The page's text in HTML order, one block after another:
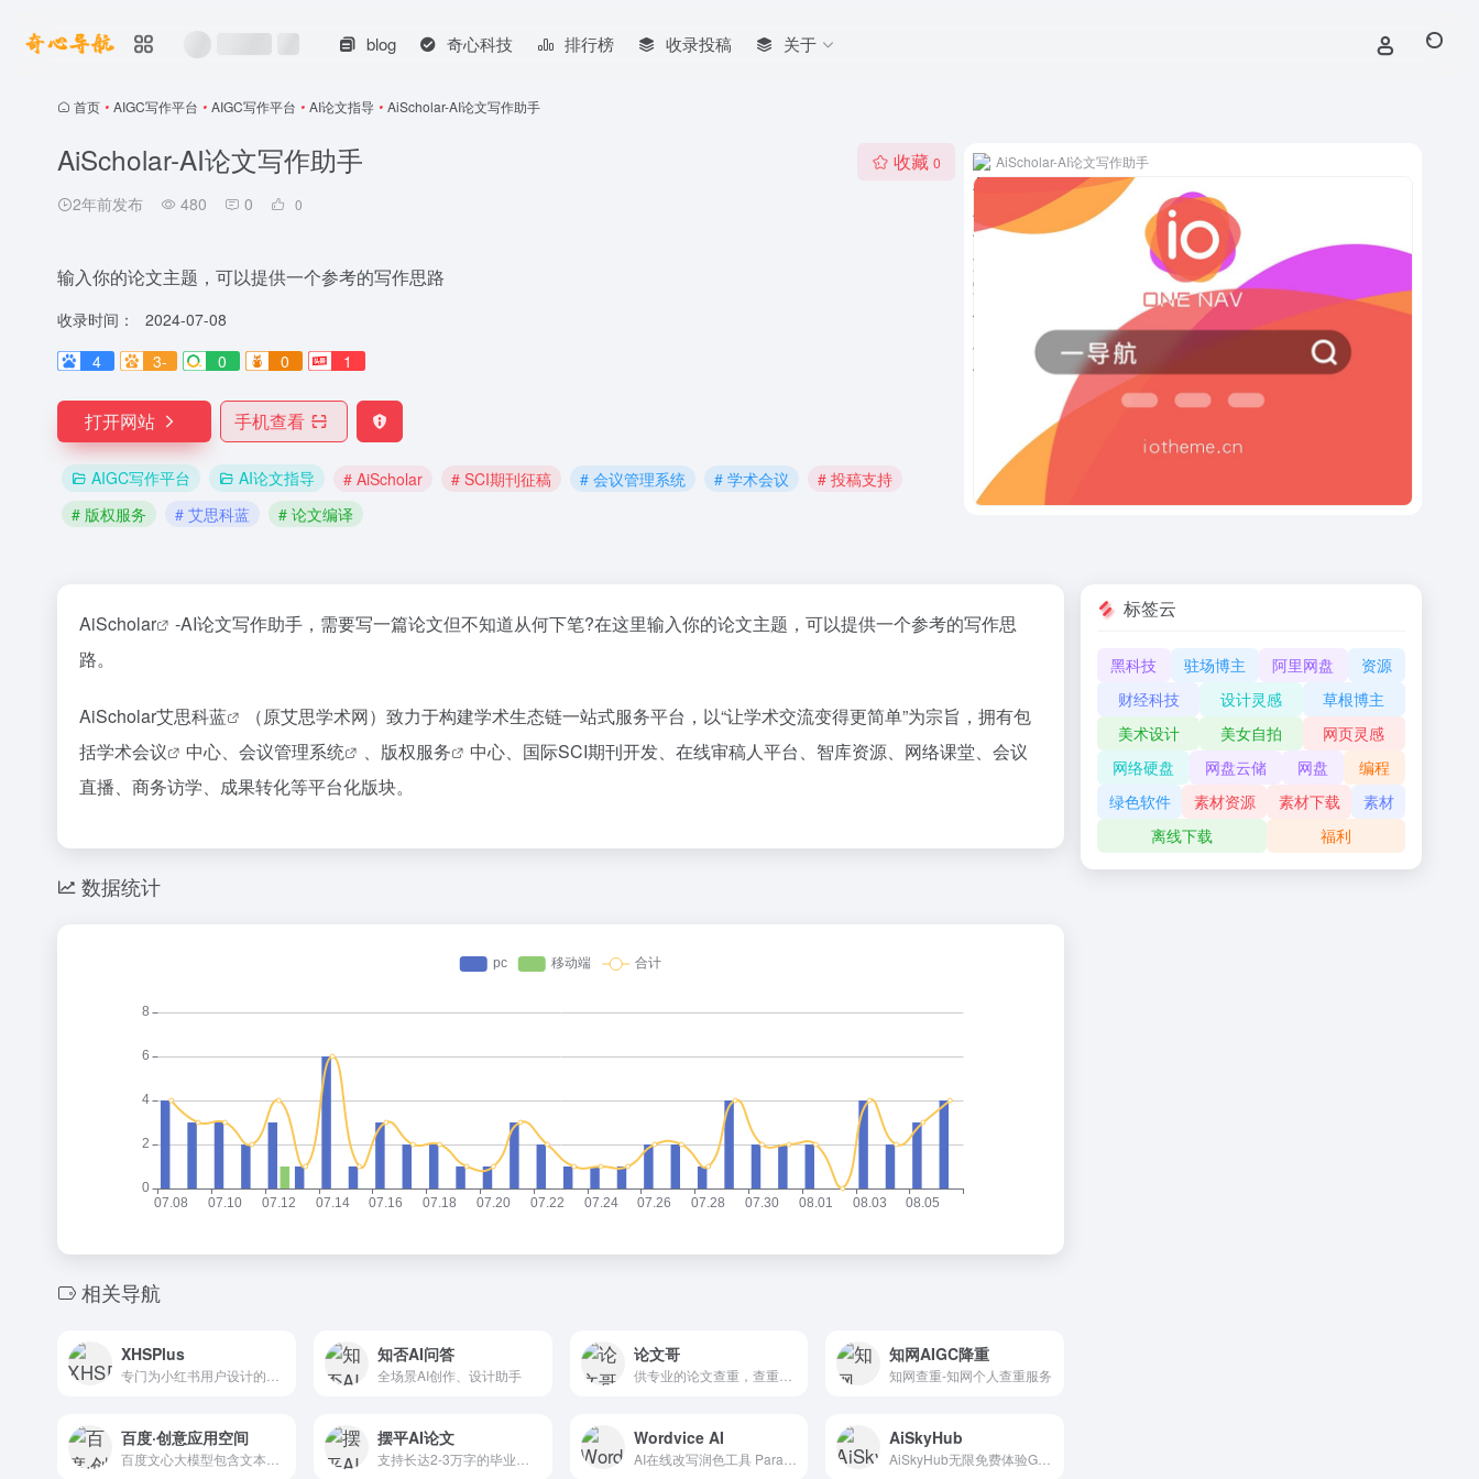
blog 奇心科技 排行榜 收录投稿 关于
首页 • AIGC写作平台 • AIGC写作平台 • AI论文指导 • AiScholar-AI论文写作助手
AiScholar-AI论文写作助手
2年前发布 480 0 0
收藏 0
输入你的论文主题，可以提供一个参考的写作思路
收录时间：
2024-07-08
4
3- 0 0 1
打开网站 手机查看
AIGC写作平台 AI论文指导 # AiScholar # SCI期刊征稿 # 会议管理系统 # 学术会议
# 投稿支持
# 版权服务
# 艾思科蓝 # 论文编译
AiScholar-AI论文写作助手
AiScholar
-AI论文写作助手，需要写一篇论文但不知道从何下笔?在这里输入你的论文主题，可以提供一个参考的写作思
路。
AiScholar艾思科蓝
（原艾思学术网）致力于构建学术生态链一站式服务平台，以“让学术交流变得更简单”为宗旨，拥有包
括学术会议 中心、 会议管理系统 、 版权服务
中心、国际SCI期刊开发、在线审稿人平台、智库资源、网络课堂、会议
直播、商务访学、成果转化等平台化版块。
数据统计
相关导航
XHSPlus 知否AI问答
全场景AI创作、设计助手
论文哥
供专业的论文查重，查重入口，查重软件，查重网站等一站式服务
知网AIGC降重
知网查重-知网个人查重服务
百度·创意应用空间 摆平AI论文 Wordvice AI AiSkyHub
标签云
黑科技 驻场博主 阿里网盘
资源
财经科技
设计灵感
草根博主
美术设计
美女自拍
网页灵感
网络硬盘
网盘云储 网盘
编程
绿色软件
素材资源 素材下载
素材
离线下载
福利